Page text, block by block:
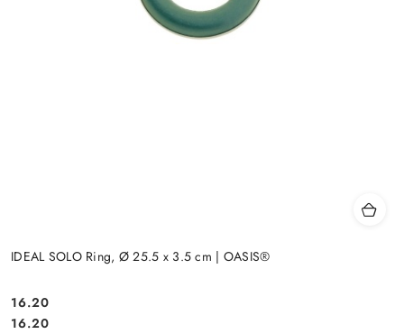
IDEAL SOLO Ring, Ø 25.5 x 3.5 cm | OASIS®
Cena:
16.20
Cena:
16.20